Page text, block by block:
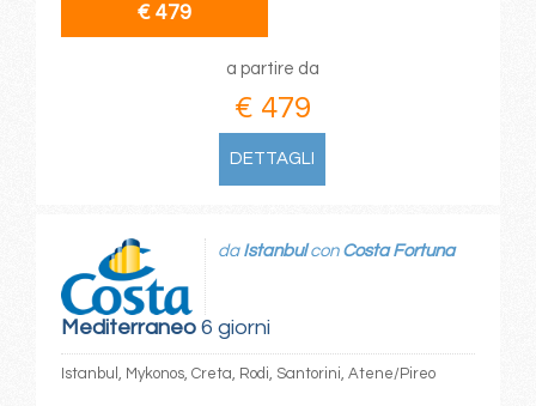
€ 479
a partire da
€ 479
DETTAGLI
Mediterraneo6 giorni
da Istanbulcon Costa Fortuna
Istanbul, Mykonos, Creta, Rodi, Santorini, Atene/Pireo